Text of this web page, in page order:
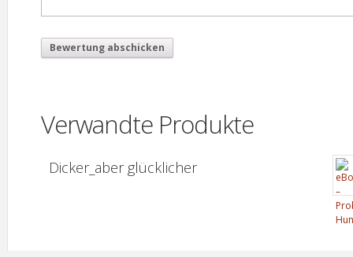
Verwandte Produkte
Dicker_aber glücklicher